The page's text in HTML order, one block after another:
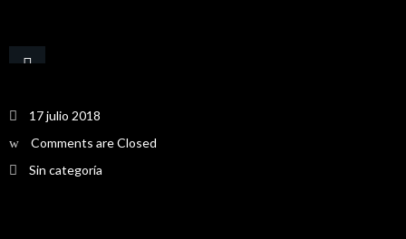
17 julio 2018
Comments are Closed
Sin categoría